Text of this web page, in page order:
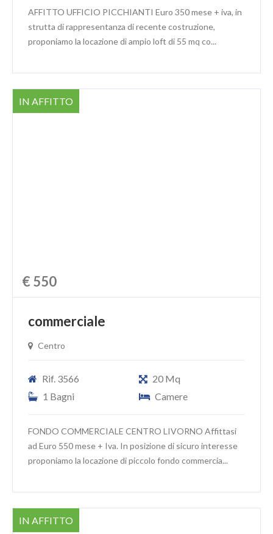
AFFITTO UFFICIO PICCHIANTI Euro 350 mese + iva, in
strutta di rappresentanza di recente costruzione,
proponiamo la locazione di ampio loft di 55 mq co...
IN AFFITTO
€ 550
commerciale
Centro
Rif. 3566
20 Mq
1 Bagni
Camere
FONDO COMMERCIALE CENTRO LIVORNO Affittasi
ad Euro 550 mese + Iva. In posizione di sicuro interesse
proponiamo la locazione di piccolo fondo commercia...
IN AFFITTO